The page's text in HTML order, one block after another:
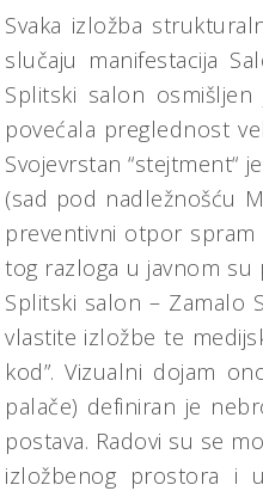
Svaka izložba
slučaju manifestacija
Splitski salon
povećala preglednost
Svojevrstan “stejtment“
(sad pod nadležnošću
preventivni otpor
tog razloga u javnom su
Splitski salon – Zamalo
vlastite izložbe te
kod”. Vizualni dojam
palače) definiran je
postava. Radovi su se
izložbenog prostora i